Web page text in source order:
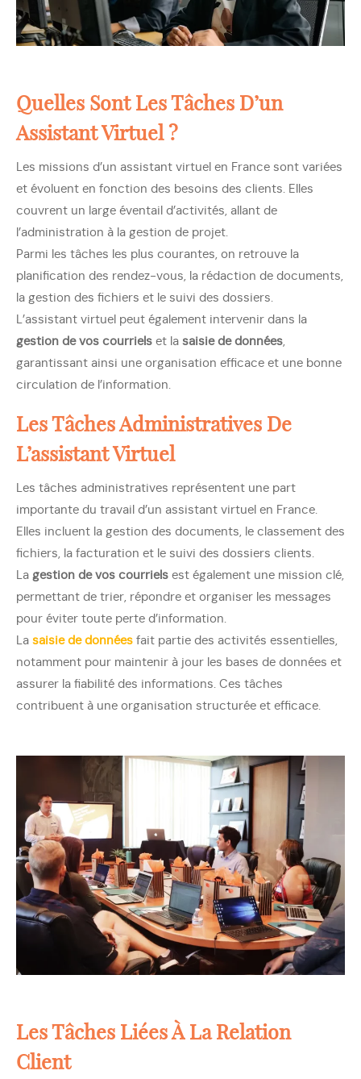
Quelles Sont Les Tâches D’un
Assistant Virtuel ?
Les missions d’un assistant virtuel en France sont variées
et évoluent en fonction des besoins des clients. Elles
couvrent un large éventail d’activités, allant de
l’administration à la gestion de projet.
Parmi les tâches les plus courantes, on retrouve la
planification des rendez-vous, la rédaction de documents,
la gestion des fichiers et le suivi des dossiers.
L’assistant virtuel peut également intervenir dans la
gestion de vos courriels et la saisie de données,
garantissant ainsi une organisation efficace et une bonne
circulation de l’information.
Les Tâches Administratives De
L’assistant Virtuel
Les tâches administratives représentent une part
importante du travail d’un assistant virtuel en France.
Elles incluent la gestion des documents, le classement des
fichiers, la facturation et le suivi des dossiers clients.
La gestion de vos courriels est également une mission clé,
permettant de trier, répondre et organiser les messages
pour éviter toute perte d’information.
La saisie de données fait partie des activités essentielles,
notamment pour maintenir à jour les bases de données et
assurer la fiabilité des informations. Ces tâches
contribuent à une organisation structurée et efficace.
Les Tâches Liées À La Relation
Client